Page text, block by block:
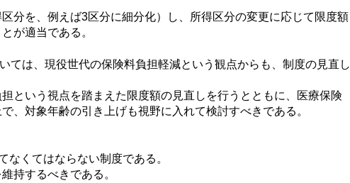
分を、例えば3区分に細分化）し、所得区分の変更に応じて限度額
が適当である。
ては、現役世代の保険料負担軽減という観点からも、制度の見直し
という視点を踏まえた限度額の見直しを行うとともに、医療保険
、対象年齢の引き上げも視野に入れて検討すべきである。
くてはならない制度である。
持するべきである。